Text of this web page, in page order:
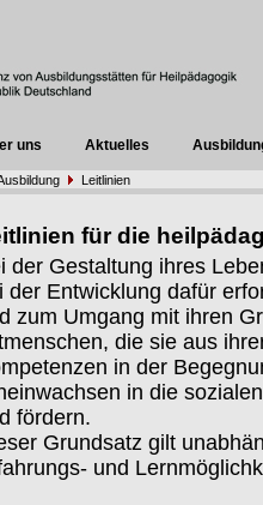
uns Aktuelles
Leitlinien
für die
der Gestaltung ihres
der Entwicklung dafür
zum Umgang mit ihren
die sie aus
in der
in die
fördern.
Grundsatz gilt
und